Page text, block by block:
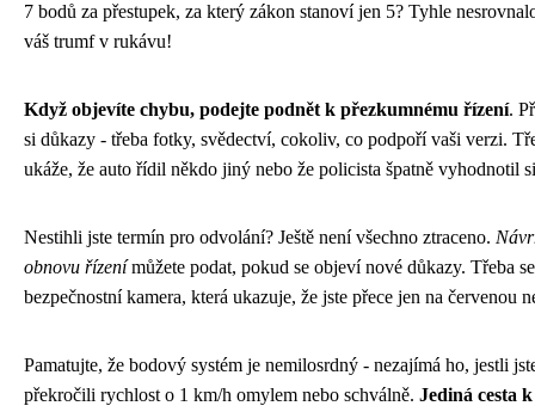
7 bodů za přestupek, za který zákon stanoví jen 5? Tyhle
váš trumf v rukávu!
Když objevíte chybu, podejte podnět k přezkumnému řízení.
si důkazy - třeba fotky, svědectví, cokoliv, co podpoří vaši verzi.
ukáže, že auto řídil někdo jiný nebo že policista špatně vyhodnotil
Nestihli jste termín pro odvolání? Ještě není všechno ztraceno.
obnovu řízenímůžete podat, pokud se objeví nové důkazy. Třeba
bezpečnostní kamera, která ukazuje, že jste přece jen na červenou
Pamatujte, že bodový systém je nemilosrdný - nezajímá ho, jestli
překročili rychlost o 1 km/h omylem nebo schválně. Jediná cesta k